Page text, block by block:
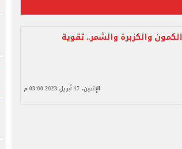
والكزبرة والشمر.. تقوية
الإثنين، 17 أبريل 2023 03:00 م